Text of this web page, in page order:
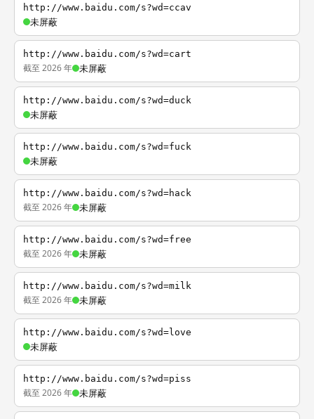
http://www.baidu.com/s?wd=ccav
未屏蔽
http://www.baidu.com/s?wd=cart
截至 2026 年 未屏蔽
http://www.baidu.com/s?wd=duck
未屏蔽
http://www.baidu.com/s?wd=fuck
未屏蔽
http://www.baidu.com/s?wd=hack
截至 2026 年 未屏蔽
http://www.baidu.com/s?wd=free
截至 2026 年 未屏蔽
http://www.baidu.com/s?wd=milk
截至 2026 年 未屏蔽
http://www.baidu.com/s?wd=love
未屏蔽
http://www.baidu.com/s?wd=piss
截至 2026 年 未屏蔽